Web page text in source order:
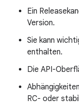
Ein
Version.
Sie kann
enthalten.
Die API-
RC- oder